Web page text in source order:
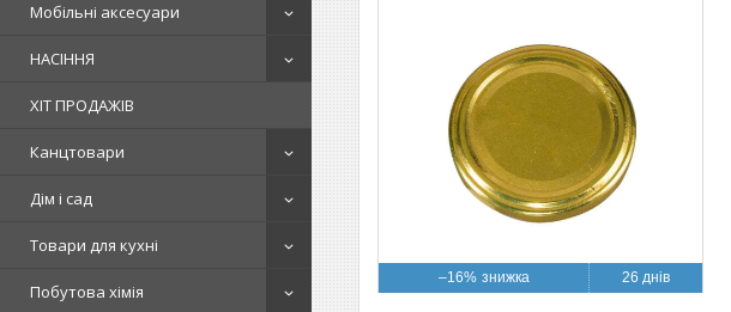
Мобільні аксесуари
НАСІННЯ
ХІТ ПРОДАЖІВ
Канцтовари
Дім і сад
Товари для кухні
Побутова хімія
–16% 26 днів